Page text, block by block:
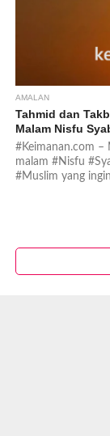
AMALAN
Tahmid dan
Malam Nisfu
#Keimanan.com –
malam #Nisfu
#Muslim yang